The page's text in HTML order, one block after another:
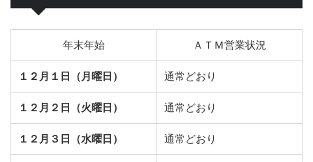
年末年始 ＡＴＭ営業状況
１２月１日（月曜日） 通常どおり
１２月２日（火曜日） 通常どおり
１２月３日（水曜日） 通常どおり